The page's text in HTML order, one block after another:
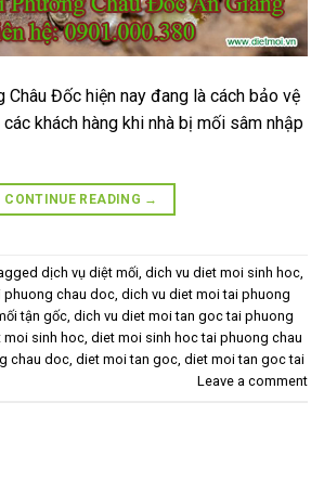
Đốc hiện nay đang là cách bảo vệ
khách hàng khi nhà bị mối sâm nhập
CONTINUE READING →
dịch vụ diệt mối, dich vu diet moi sinh hoc,
phuong chau doc, dich vu diet moi tai phuong
tận gốc, dich vu diet moi tan goc tai phuong
moi sinh hoc, diet moi sinh hoc tai phuong chau
chau doc, diet moi tan goc, diet moi tan goc tai
Leave a comment